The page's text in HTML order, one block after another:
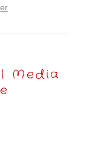
Media